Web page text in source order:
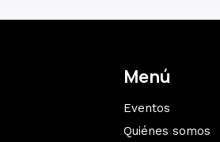
Menú
Eventos
Quiénes somos